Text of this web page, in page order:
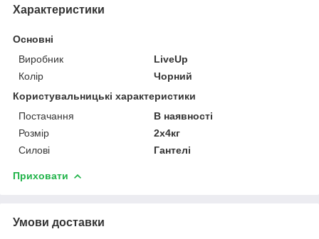
Характеристики
Основні
Виробник
LiveUp
Колір
Чорний
Користувальницькі характеристики
Постачання
В наявності
Розмір
2х4кг
Силові
Гантелі
Приховати
Умови доставки